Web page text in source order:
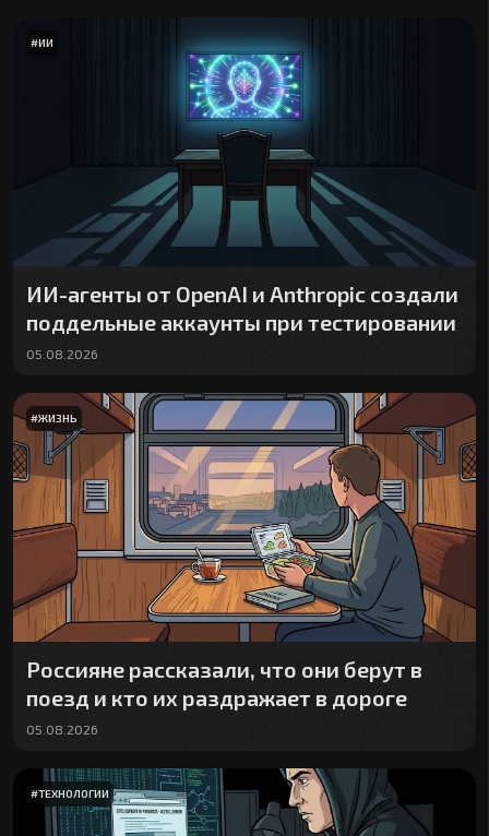
#ИИ
ИИ-агенты от OpenAI и Anthropic создали
поддельные аккаунты при тестировании
05.08.2026
#ЖИЗНЬ
Россияне рассказали, что они берут в
поезд и кто их раздражает в дороге
05.08.2026
#ТЕХНОЛОГИИ